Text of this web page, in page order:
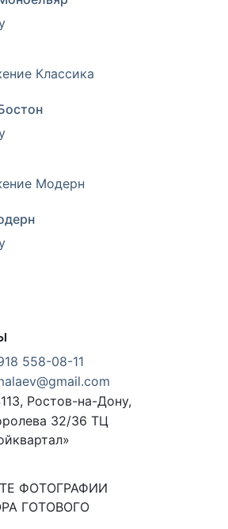
558-08-11
Ростов-на-Дону,
32/36 ТЦ
ФОТОГРАФИИ
ГОТОВОГО